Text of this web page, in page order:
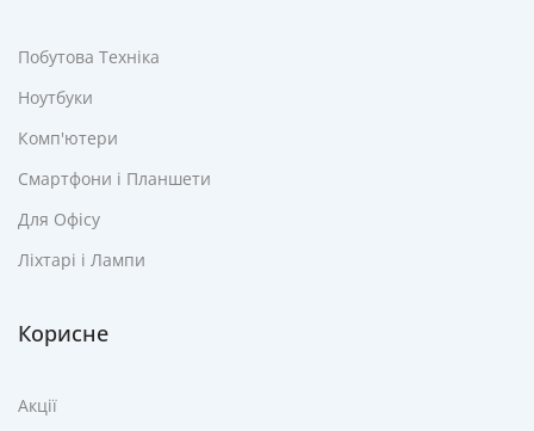
Побутова Техніка
Ноутбуки
Комп'ютери
Смартфони і Планшети
Для Офісу
Ліхтарі і Лампи
Корисне
Акції